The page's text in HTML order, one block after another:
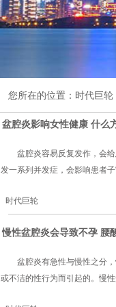
您所在的位置： 时代巨轮
盆腔炎影响女性健康 什么
盆腔炎容易反复发作，会
发一系列并发症，会影响患者
时代巨轮
慢性盆腔炎会导致不孕 腰
盆腔炎有急性与慢性之分
或不洁的性行为而引起的。慢